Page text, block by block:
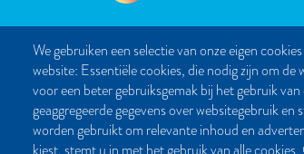
We gebruiken een selectie van onze eigen
website: Essentiële cookies, die nodig zijn om
voor een beter gebruiksgemak bij het gebruik
geaggregeerde gegevens over websitegebruik
worden gebruikt om relevante inhoud en